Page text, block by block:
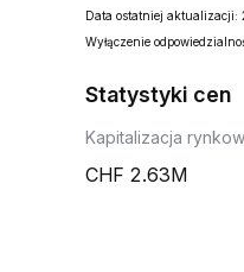
Data ostatniej
Wyłączenie
Statystyki cen
Kapitalizacja
2.63M